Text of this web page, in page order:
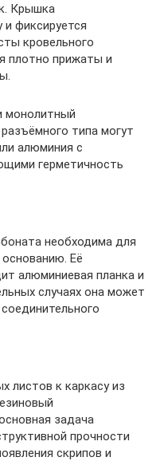
Крышка
и фиксируется
кровельного
плотно прижаты и
монолитный
типа могут
алюминия с
герметичность
необходима для
Её
алюминиевая планка и
случаях она может
листов к каркасу из
задача
прочности
скрипов и